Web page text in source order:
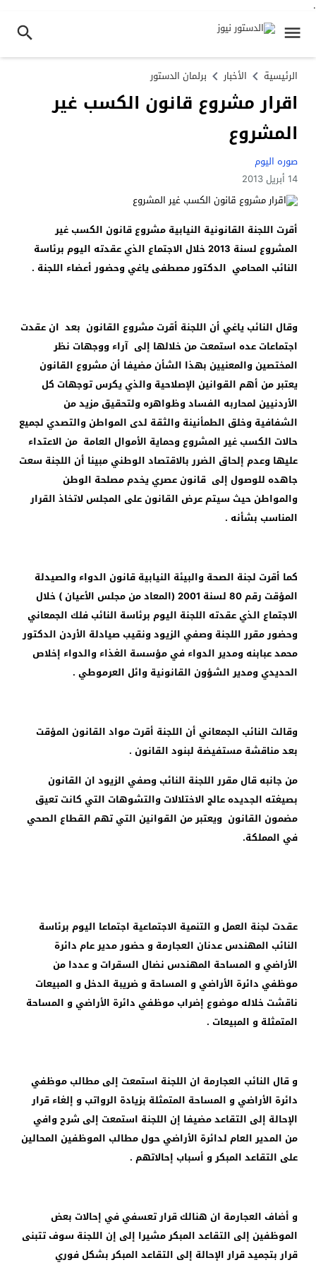
.
الرئيسية الأخبار برلمان الدستور
اقرار مشروع قانون الكسب غير
المشروع
صوره اليوم
14 أبريل 2013
أقرت اللجنة القانونية النيابية مشروع قانون الكسب غير
المشروع لسنة 2013 خلال الاجتماع الذي عقدته اليوم برئاسة
النائب المحامي الدكتور مصطفى ياغي وحضور أعضاء اللجنة .
وقال النائب ياغي أن اللجنة أقرت مشروع القانون بعد ان عقدت
اجتماعات عده استمعت من خلالها إلى آراء ووجهات نظر
المختصين والمعنيين بهذا الشأن مضيفا أن مشروع القانون
يعتبر من أهم القوانين الإصلاحية والذي يكرس توجهات كل
الأردنيين لمحاربه الفساد وظواهره ولتحقيق مزيد من
الشفافية وخلق الطمأنينة والثقة لدى المواطن والتصدي لجميع
حالات الكسب غير المشروع وحماية الأموال العامة من الاعتداء
عليها وعدم إلحاق الضرر بالاقتصاد الوطني مبينا أن اللجنة سعت
جاهده للوصول إلى قانون عصري يخدم مصلحة الوطن
والمواطن حيث سيتم عرض القانون على المجلس لاتخاذ القرار
المناسب بشأنه .
كما أقرت لجنة الصحة والبيئة النيابية قانون الدواء والصيدلة
المؤقت رقم 80 لسنة 2001 (المعاد من مجلس الأعيان ) خلال
الاجتماع الذي عقدته اللجنة اليوم برئاسة النائب فلك الجمعاني
وحضور مقرر اللجنة وصفي الزيود ونقيب صيادلة الأردن الدكتور
محمد عبابنه ومدير الدواء في مؤسسة الغذاء والدواء إخلاص
الحديدي ومدير الشؤون القانونية وائل العرموطي .
وقالت النائب الجمعاني أن اللجنة أقرت مواد القانون المؤقت
بعد مناقشة مستفيضة لبنود القانون .
من جانبه قال مقرر اللجنة النائب وصفي الزيود ان القانون
بصيغته الجديده عالج الاختلالات والتشوهات التي كانت تعيق
مضمون القانون ويعتبر من القوانين التي تهم القطاع الصحي
في المملكة.
عقدت لجنة العمل و التنمية الاجتماعية اجتماعا اليوم برئاسة
النائب المهندس عدنان العجارمة و حضور مدير عام دائرة
الأراضي و المساحة المهندس نضال السقرات و عددا من
موظفي دائرة الأراضي و المساحة و ضريبة الدخل و المبيعات
ناقشت خلاله موضوع إضراب موظفي دائرة الأراضي و المساحة
المتمثلة و المبيعات .
و قال النائب العجارمة ان اللجنة استمعت إلى مطالب موظفي
دائرة الأراضي و المساحة المتمثلة بزيادة الرواتب و إلغاء قرار
الإحالة إلى التقاعد مضيفا إن اللجنة استمعت إلى شرح وافي
من المدير العام لدائرة الأراضي حول مطالب الموظفين المحالين
على التقاعد المبكر و أسباب إحالاتهم .
و أضاف العجارمة ان هنالك قرار تعسفي في إحالات بعض
الموظفين إلى التقاعد المبكر مشيرا إلى إن اللجنة سوف تتبنى
قرار بتجميد قرار الإحالة إلى التقاعد المبكر بشكل فوري